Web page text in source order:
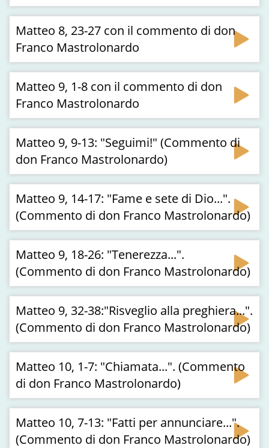
Matteo 8, 23-27 con il commento di don
Franco Mastrolonardo
Matteo 9, 1-8 con il commento di don
Franco Mastrolonardo
Matteo 9, 9-13: "Seguimi!" (Commento di
don Franco Mastrolonardo)
Matteo 9, 14-17: "Fame e sete di Dio...".
(Commento di don Franco Mastrolonardo)
Matteo 9, 18-26: "Tenerezza...".
(Commento di don Franco Mastrolonardo)
Matteo 9, 32-38:"Risveglio alla preghiera...".
(Commento di don Franco Mastrolonardo)
Matteo 10, 1-7: "Chiamata...". (Commento
di don Franco Mastrolonardo)
Matteo 10, 7-13: "Fatti per annunciare...".
(Commento di don Franco Mastrolonardo)